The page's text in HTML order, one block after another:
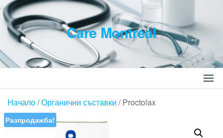
Skip
to
the
content
Care Montreal
Търсене
за:
Начало/Органични съставки / Proctolax
Разпродажба!